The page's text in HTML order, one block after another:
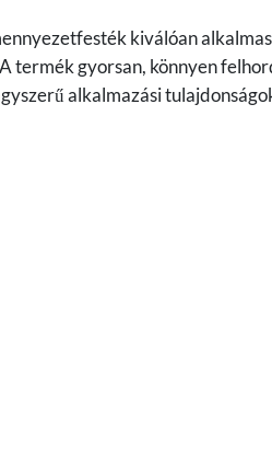
kiválóan
termék gyorsan, könnyen
alkalmazási